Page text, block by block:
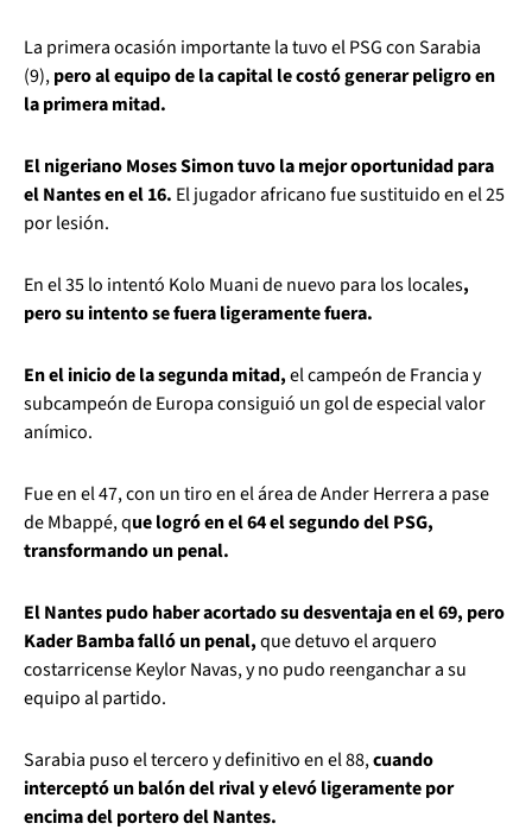
La primera ocasión importante la tuvo el PSG con Sarabia
(9),pero al equipo de la capital le costó generar peligro en
la primera mitad.
El nigeriano Moses Simon tuvo la mejor oportunidad para
el Nantes en el 16. El jugador africano fue sustituido en el 25
por lesión.
En el 35 lo intentó Kolo Muani de nuevo para los locales,
pero su intento se fuera ligeramente fuera.
En el inicio de la segunda mitad,el campeón de Francia y
subcampeón de Europa consiguió un gol de especial valor
anímico.
Fue en el 47, con un tiro en el área de Ander Herrera a pase
de Mbappé, que logró en el 64 el segundo del PSG,
transformando un penal.
El Nantes pudo haber acortado su desventaja en el 69, pero
Kader Bamba falló un penal,que detuvo el arquero
costarricense Keylor Navas, y no pudo reenganchar a su
equipo al partido.
Sarabia puso el tercero y definitivo en el 88,cuando
interceptó un balón del rival y elevó ligeramente por
encima del portero del Nantes.